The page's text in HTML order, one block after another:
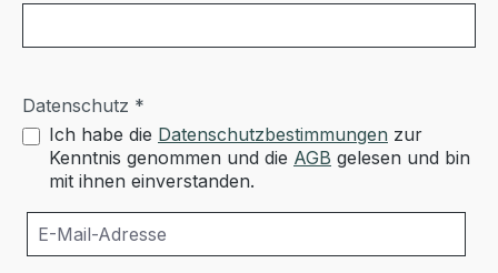
Datenschutz *
Ich habe die Datenschutzbestimmungen zur
Kenntnis genommen und die AGB gelesen und bin
mit ihnen einverstanden.